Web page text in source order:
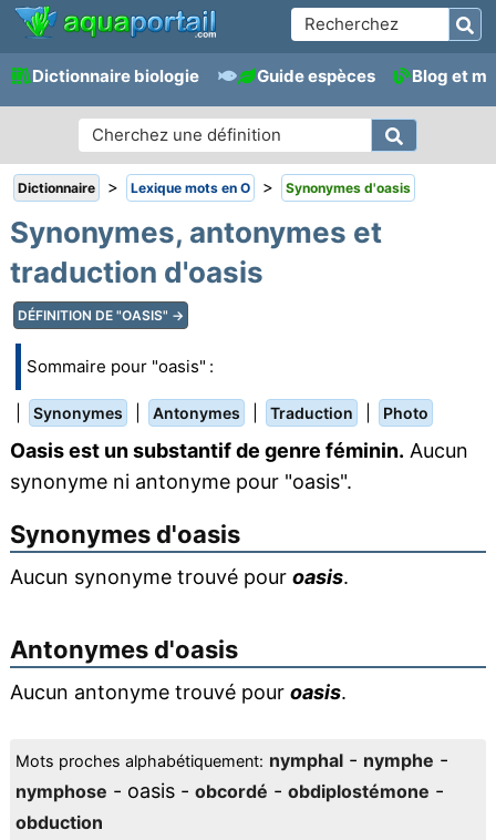
Dictionnaire biologie Guide espèces Blog et
Dictionnaire > Lexique mots en O > Synonymes d'oasis
Synonymes, antonymes et
traduction d'oasis
DÉFINITION DE "OASIS" →
Sommaire pour "oasis" :
Synonymes Antonymes Traduction Photo
Oasis est un substantif de genre féminin. Aucun
synonyme ni antonyme pour "oasis".
Synonymes d'oasis
Aucun synonyme trouvé pour oasis.
Antonymes d'oasis
Aucun antonyme trouvé pour oasis.
Mots proches alphabétiquement: nymphal- nymphe -
nymphose - oasis - obcordé - obdiplostémone -
obduction